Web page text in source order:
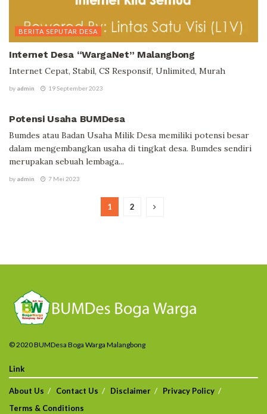
BERITA SEPUTAR DESA
Internet Desa “WargaNet” Malangbong
Internet Cepat, Stabil, CS Responsif, Unlimited, Murah
by admin 19 September 2023
Potensi Usaha BUMDesa
Bumdes atau Badan Usaha Milik Desa memiliki potensi besar
dalam mengembangkan usaha di tingkat desa. Bumdes sendiri
merupakan sebuah lembaga...
by admin 7 Mei 2023
1 2
© 2020 BUMDesa Boga Warga Malangbong
Link
About Us Contact Us Disclaimer
Privacy Policy
Terms & Conditions